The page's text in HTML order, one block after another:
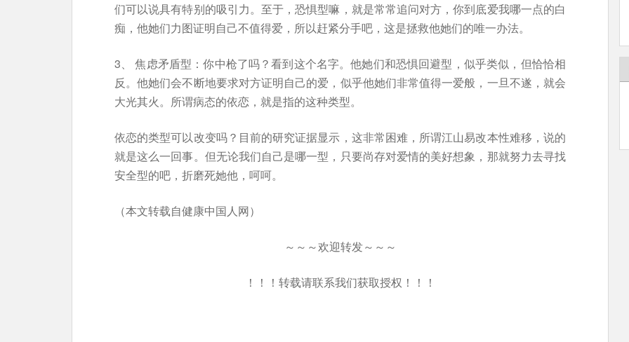
们可以说具有特别的吸引力。至于，恐惧型嘛，就是常常追问对方，你到底爱我哪一点的白
痴，他她们力图证明自己不值得爱，所以赶紧分手吧，这是拯救他她们的唯一办法。
3、 焦虑矛盾型：你中枪了吗？看到这个名字。他她们和恐惧回避型，似乎类似，但恰恰相
反。他她们会不断地要求对方证明自己的爱，似乎他她们非常值得一爱般，一旦不遂，就会
大光其火。所谓病态的依恋，就是指的这种类型。
依恋的类型可以改变吗？目前的研究证据显示，这非常困难，所谓江山易改本性难移，说的
就是这么一回事。但无论我们自己是哪一型，只要尚存对爱情的美好想象，那就努力去寻找
安全型的吧，折磨死她他，呵呵。
（本文转载自健康中国人网）
～～～欢迎转发～～～
！！！转载请联系我们获取授权！！！